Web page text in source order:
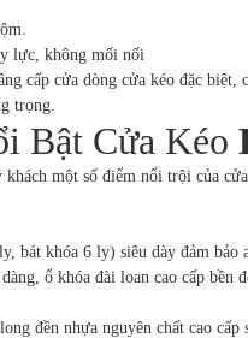
lực, không mối nối
cấp cửa dòng cửa kéo đặc
trọng.
Bật Cửa Kéo
một số điểm nổi trội của
bát khóa 6 ly) siêu dày đảm bảo
ổ khóa đài loan cao cấp bền
đền nhựa nguyên chất cao cấp